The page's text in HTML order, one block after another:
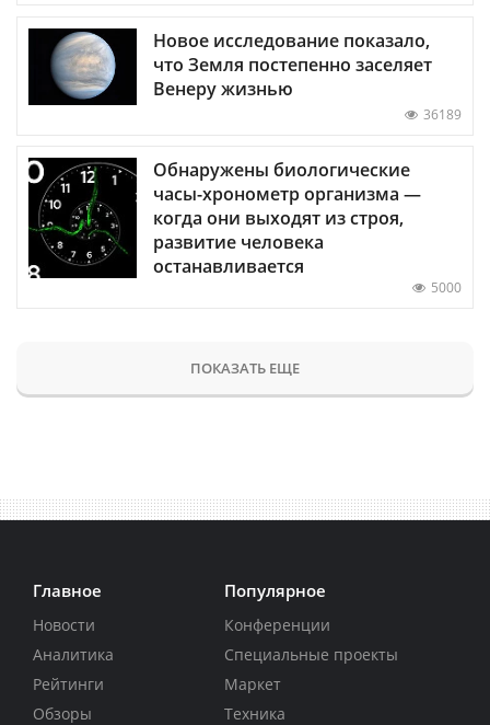
Новое исследование показало,
что Земля постепенно заселяет
Венеру жизнью
36189
Обнаружены биологические
часы-хронометр организма —
когда они выходят из строя,
развитие человека
останавливается
5000
ПОКАЗАТЬ ЕЩЕ
Главное
Новости
Аналитика
Рейтинги
Обзоры
Популярное
Конференции
Специальные проекты
Маркет
Техника